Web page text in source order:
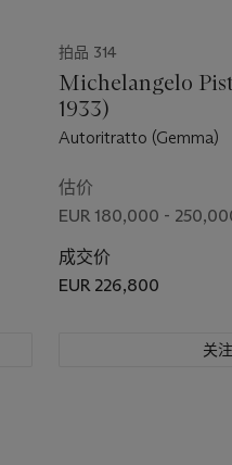
拍品 314
Michelangelo
1933)
Autoritratto (Gemma)
估价
EUR 180,000 -
成交价
EUR 226,800
关注